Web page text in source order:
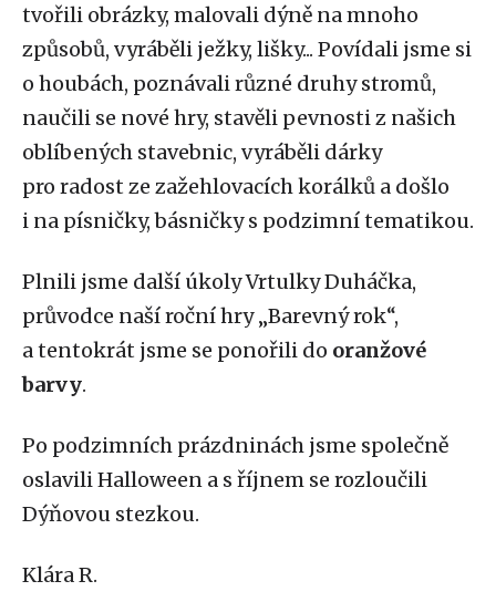
tvořili obrázky, malovali dýně na mnoho
způsobů, vyráběli ježky, lišky... Povídali jsme si
o houbách, poznávali různé druhy stromů,
naučili se nové hry, stavěli pevnosti z našich
oblíbených stavebnic, vyráběli dárky
pro radost ze zažehlovacích korálků a došlo
i na písničky, básničky s podzimní tematikou.
Plnili jsme další úkoly Vrtulky Duháčka,
průvodce naší roční hry „Barevný rok“,
a tentokrát jsme se ponořili do oranžové
barvy.
Po podzimních prázdninách jsme společně
oslavili Halloween a s říjnem se rozloučili
Dýňovou stezkou.
Klára R.